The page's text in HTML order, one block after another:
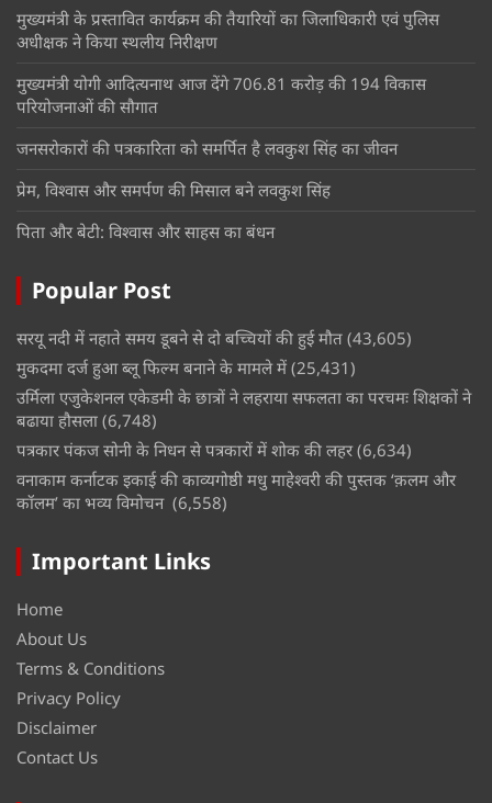
मुख्यमंत्री के प्रस्तावित कार्यक्रम की तैयारियों का जिलाधिकारी एवं पुलिस
अधीक्षक ने किया स्थलीय निरीक्षण
मुख्यमंत्री योगी आदित्यनाथ आज देंगे 706.81 करोड़ की 194 विकास
परियोजनाओं की सौगात
जनसरोकारों की पत्रकारिता को समर्पित है लवकुश सिंह का जीवन
प्रेम, विश्वास और समर्पण की मिसाल बने लवकुश सिंह
पिता और बेटी: विश्वास और साहस का बंधन
Popular Post
सरयू नदी में नहाते समय डूबने से दो बच्चियों की हुई मौत (43,605)
मुकदमा दर्ज हुआ ब्लू फिल्म बनाने के मामले में (25,431)
उर्मिला एजुकेशनल एकेडमी के छात्रों ने लहराया सफलता का परचमः शिक्षकों ने
बढाया हौसला (6,748)
पत्रकार पंकज सोनी के निधन से पत्रकारों में शोक की लहर (6,634)
वनाकाम कर्नाटक इकाई की काव्यगोष्ठी मधु माहेश्वरी की पुस्तक ‘क़लम और
कॉलम’ का भव्य विमोचन (6,558)
Important Links
Home
About Us
Terms & Conditions
Privacy Policy
Disclaimer
Contact Us